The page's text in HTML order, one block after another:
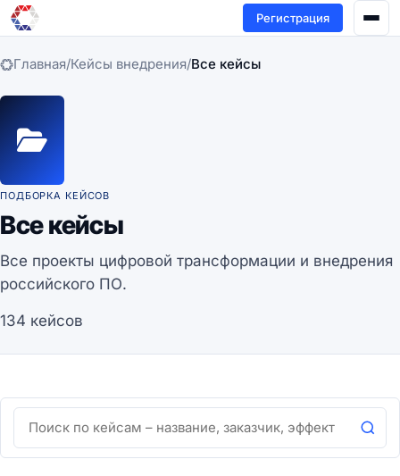
Регистрация
Главная/Кейсы внедрения/Все кейсы
ПОДБОРКА КЕЙСОВ
Все кейсы
Все проекты цифровой трансформации и внедрения
российского ПО.
134 кейсов